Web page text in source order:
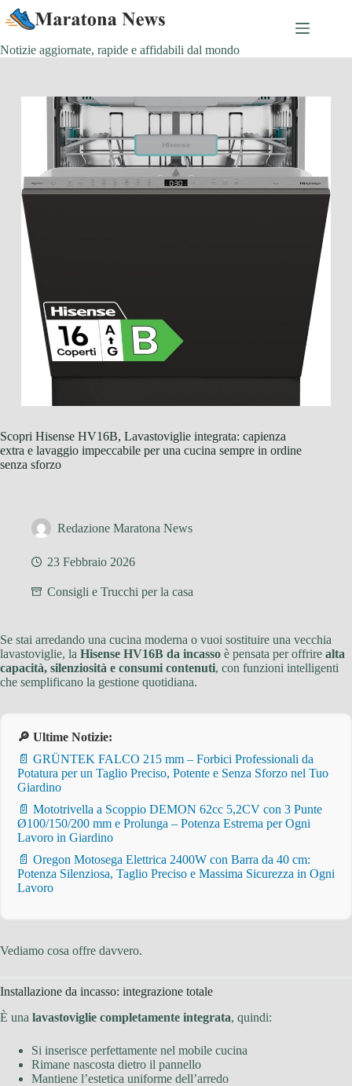
Salta
al
contenuto
Notizie aggiornate, rapide e affidabili dal mondo
Scopri Hisense HV16B, Lavastoviglie integrata: capienza
extra e lavaggio impeccabile per una cucina sempre in ordine
senza sforzo
Redazione Maratona News
23 Febbraio 2026
Consigli e Trucchi per la casa
Se stai arredando una cucina moderna o vuoi sostituire una vecchia
lavastoviglie, la Hisense HV16B da incasso è pensata per offrire alta
capacità, silenziosità e consumi contenuti, con funzioni intelligenti
che semplificano la gestione quotidiana.
🔎 Ultime Notizie:
📄 GRÜNTEK FALCO 215 mm – Forbici Professionali da
Potatura per un Taglio Preciso, Potente e Senza Sforzo nel Tuo
Giardino
📄 Mototrivella a Scoppio DEMON 62cc 5,2CV con 3 Punte
Ø100/150/200 mm e Prolunga – Potenza Estrema per Ogni
Lavoro in Giardino
📄 Oregon Motosega Elettrica 2400W con Barra da 40 cm:
Potenza Silenziosa, Taglio Preciso e Massima Sicurezza in Ogni
Lavoro
Vediamo cosa offre davvero.
Installazione da incasso: integrazione totale
È una lavastoviglie completamente integrata, quindi:
Si inserisce perfettamente nel mobile cucina
Rimane nascosta dietro il pannello
Mantiene l’estetica uniforme dell’arredo